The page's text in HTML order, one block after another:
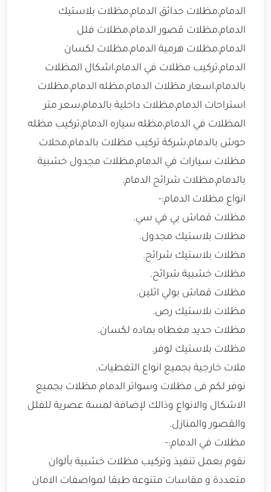
الدمام،مظلات حدائق الدمام،مظلات بلاستيك
الدمام،مظلات قصور الدمام،مظلات فلل
الدمام،مظلات هرمية الدمام،مظلات لكسان
الدمام،تركيب مظلات في الدمام،اشكال المظلات
بالدمام،اسعار مظلات الدمام،مظله الدمام،مظلات
استراحات الدمام،مظلات داخلية بالدمام،سعر متر
المظلات في الدمام،مظله سياره الدمام،تركيب مظله
حوش بالدمام،شركة تركيب مظلات بالدمام،محلات
مظلات سيارات في الدمام،مظلات مجدول خشبية
بالدمام،مظلات شرائح الدمام.
انواع مظلات الدمام:-
مظلات قماش بي في سي.
مظلات بلاستيك مجدول.
مظلات بلاستيك شرائح.
مظلات خشبية شرائح.
مظلات قماش بولي اثلين.
مظلات بلاستيك رص.
مظلات حديد مغطاه بماده لكسان.
مظلات بلاستيك لوفر.
ملات خارجية بجميع انواع التغطيات.
نوفر لكم فى مظلات وسواتر الدمام مظلات بجميع
الاشكال والانواع وذالك لإضافة لمسة عصرية للفلل
والقصور والمنازل.
مظلات في الدمام:-
نقوم بعمل تنفيذ وتركيب مظلات خشبية بألوان
متعددة و مقاسات متنوعة طبقا لمواصفات الامان